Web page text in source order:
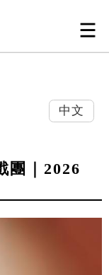
中文
團｜2026